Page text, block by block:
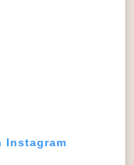
Instagram